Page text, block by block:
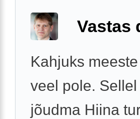
Vastas
Kahjuks
veel pole.
jõudma Hiina